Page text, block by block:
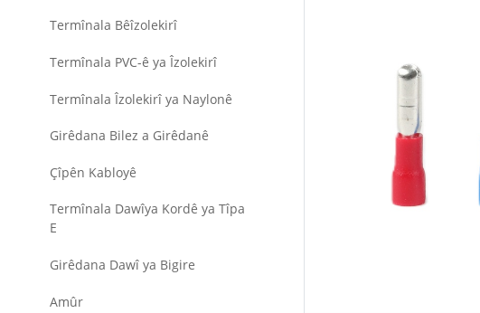
Termînala Bêîzolekirî
Termînala PVC-ê ya Îzolekirî
Termînala Îzolekirî ya Naylonê
Girêdana Bilez a Girêdanê
Çîpên Kabloyê
Termînala Dawîya Kordê ya Tîpa
E
Girêdana Dawî ya Bigire
Amûr